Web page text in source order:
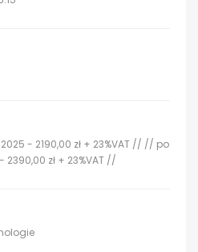
- 2190,00 zł + 23%VAT // // po
zł + 23%VAT //